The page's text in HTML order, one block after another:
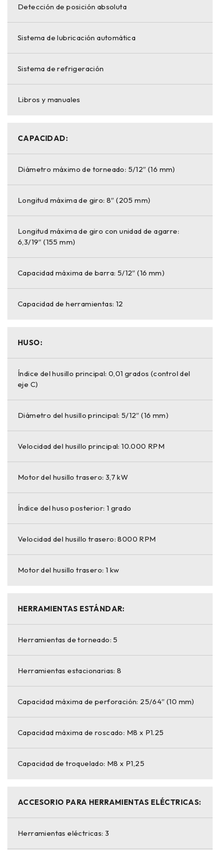
Detección de posición absoluta
Sistema de lubricación automática
Sistema de refrigeración
Libros y manuales
CAPACIDAD:
Diámetro máximo de torneado: 5/12″ (16 mm)
Longitud máxima de giro: 8″ (205 mm)
Longitud máxima de giro con unidad de agarre:
6,3/19″ (155 mm)
Capacidad máxima de barra: 5/12″ (16 mm)
Capacidad de herramientas: 12
HUSO:
Índice del husillo principal: 0,01 grados (control del
eje C)
Diámetro del husillo principal: 5/12″ (16 mm)
Velocidad del husillo principal: 10.000 RPM
Motor del husillo trasero: 3,7 kW
Índice del huso posterior: 1 grado
Velocidad del husillo trasero: 8000 RPM
Motor del husillo trasero: 1 kw
HERRAMIENTAS ESTÁNDAR:
Herramientas de torneado: 5
Herramientas estacionarias: 8
Capacidad máxima de perforación: 25/64″ (10 mm)
Capacidad máxima de roscado: M8 x P1.25
Capacidad de troquelado: M8 x P1,25
ACCESORIO PARA HERRAMIENTAS ELÉCTRICAS:
Herramientas eléctricas: 3